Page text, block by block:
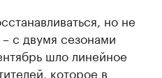
но не
с двумя сезонами
шло линейное
которое в